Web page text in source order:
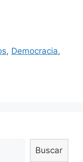
, Democracia,
Buscar